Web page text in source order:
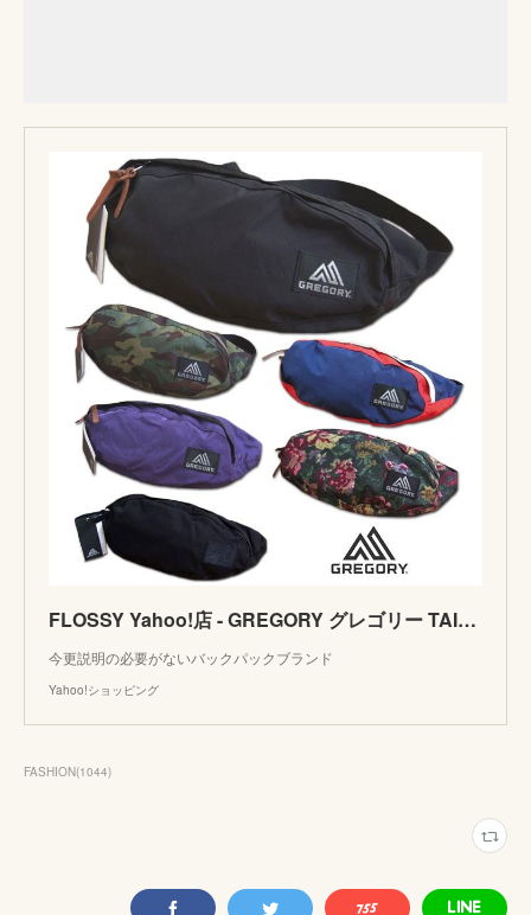
FLOSSY Yahoo!店 - GREGORY グレゴリー TAILRUNNER テールランナー ウェストパック ウエストバッグ ウエストポーチ WAIST バッグ CLASSIC｜Yahoo!ショ
今更説明の必要がないバックパックブランド
Yahoo!ショッピング
FASHION(1044)